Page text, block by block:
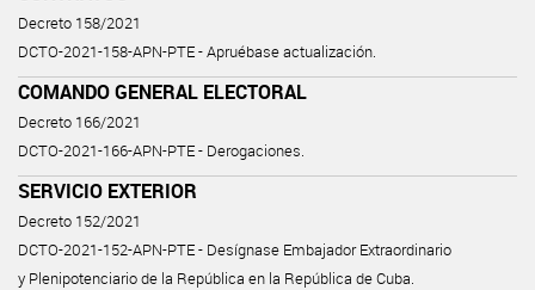
Decreto 158/2021
DCTO-2021-158-APN-PTE - Apruébase actualización.
COMANDO GENERAL ELECTORAL
Decreto 166/2021
DCTO-2021-166-APN-PTE - Derogaciones.
SERVICIO EXTERIOR
Decreto 152/2021
DCTO-2021-152-APN-PTE - Desígnase Embajador Extraordinario
y Plenipotenciario de la República en la República de Cuba.